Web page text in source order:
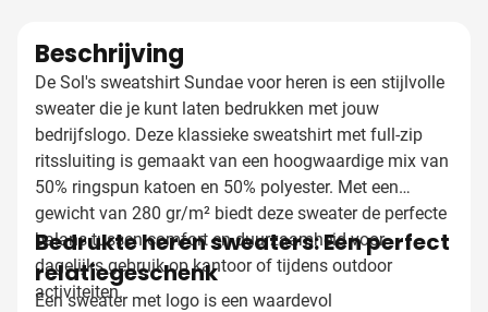
Beschrijving
De Sol's sweatshirt Sundae voor heren is een stijlvolle
sweater die je kunt laten bedrukken met jouw
bedrijfslogo. Deze klassieke sweatshirt met full-zip
ritssluiting is gemaakt van een hoogwaardige mix van
50% ringspun katoen en 50% polyester. Met een
gewicht van 280 gr/m² biedt deze sweater de perfecte
balans tussen comfort en duurzaamheid voor
dagelijks gebruik op kantoor of tijdens outdoor
activiteiten.
Bedrukte heren sweaters: Een perfect
relatiegeschenk
Een sweater met logo is een waardevol